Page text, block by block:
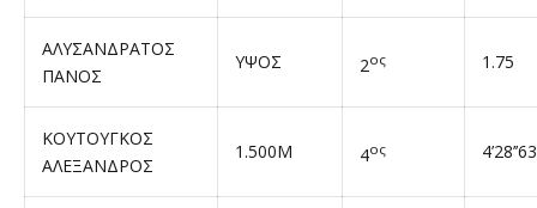
ΑΛΥΣΑΝΔΡΑΤΟΣ
ΠΑΝΟΣ
ΥΨΟΣ 2ος 1.75
ΚΟΥΤΟΥΓΚΟΣ
ΑΛΕΞΑΝΔΡΟΣ
1.500Μ 4ος 4’28’’63